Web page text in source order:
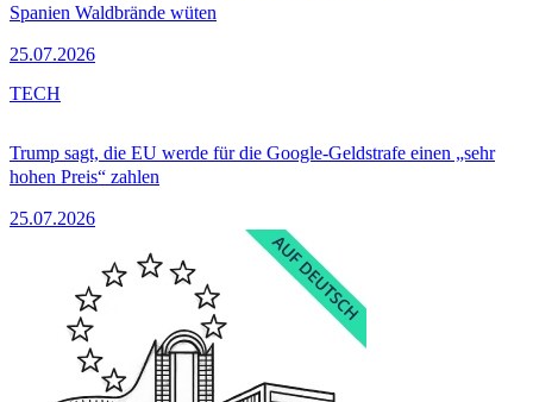
Spanien Waldbrände wüten
25.07.2026
Trump sagt, die EU werde für die Google-Geldstrafe einen „sehr
hohen Preis“ zahlen
25.07.2026
TECH